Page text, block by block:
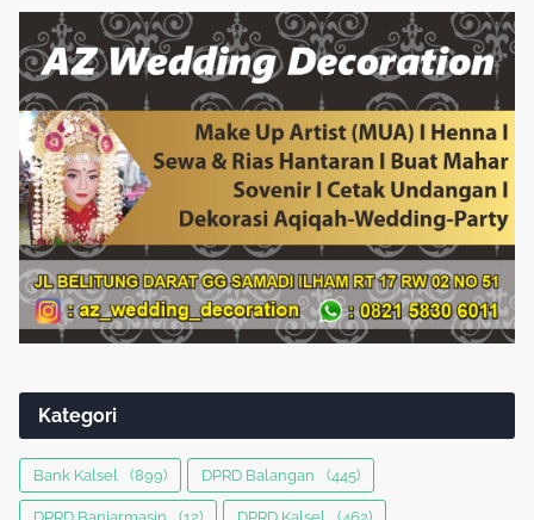
Kategori
Bank Kalsel (899) DPRD Balangan (445)